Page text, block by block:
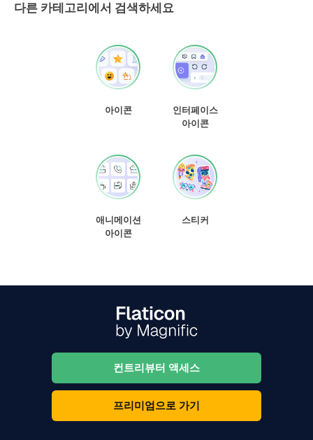
다른 카테고리에서 검색하세요
아이콘
인터페이스
아이콘
애니메이션
아이콘
스티커
컨트리뷰터 액세스
프리미엄으로 가기